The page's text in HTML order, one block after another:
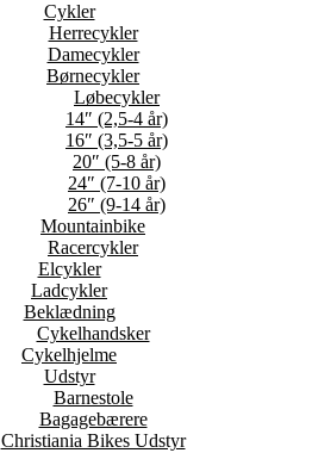
Cykler
Herrecykler
Damecykler
Børnecykler
Løbecykler
14″ (2,5-4 år)
16″ (3,5-5 år)
20″ (5-8 år)
24″ (7-10 år)
26″ (9-14 år)
Mountainbike
Racercykler
Elcykler
Ladcykler
Beklædning
Cykelhandsker
Cykelhjelme
Udstyr
Barnestole
Bagagebærere
Christiania Bikes Udstyr